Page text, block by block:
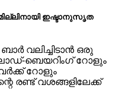
ഇഷ്ടാനുസൃത
വലിച്ചിടാൻ ഒരു
ബെയറിംഗ് റോളും
റോളും
രണ്ട് വശങ്ങളിലേക്ക്